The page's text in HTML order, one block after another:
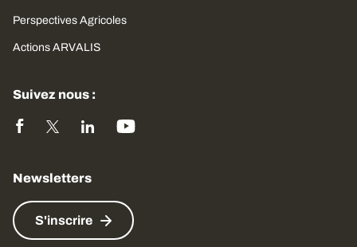
Perspectives Agricoles
Actions ARVALIS
Suivez nous :
Newsletters
S'inscrire